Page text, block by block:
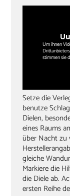
Um ihnen
stimmen sie
Setze die
benutze
Dielen,
eines Raums
über Nacht zu
gleiche
Markiere die
die Diele ab.
ersten Reihe